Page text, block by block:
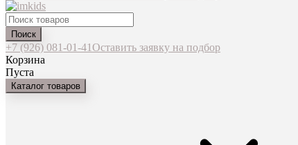
Поиск
+7 (926) 081-01-41Оставить заявку на подбор
Корзина
Пуста
Каталог товаров